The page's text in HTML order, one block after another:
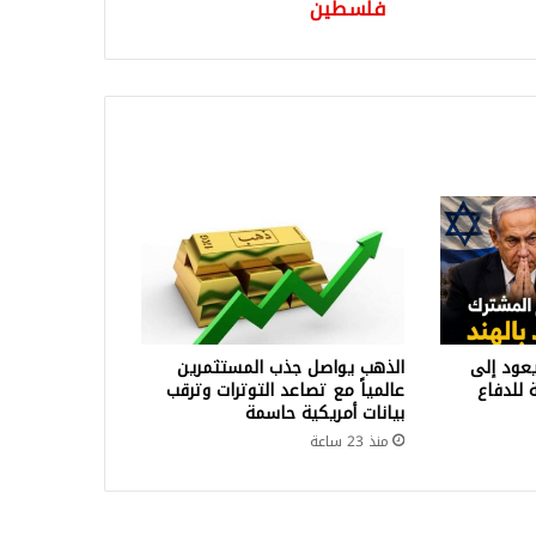
فلسطين
إلى الذهب يواصل جذب المستثمرين
عالمياً مع تصاعد التوترات وترقب
بيانات أمريكية حاسمة
منذ 23 ساعة